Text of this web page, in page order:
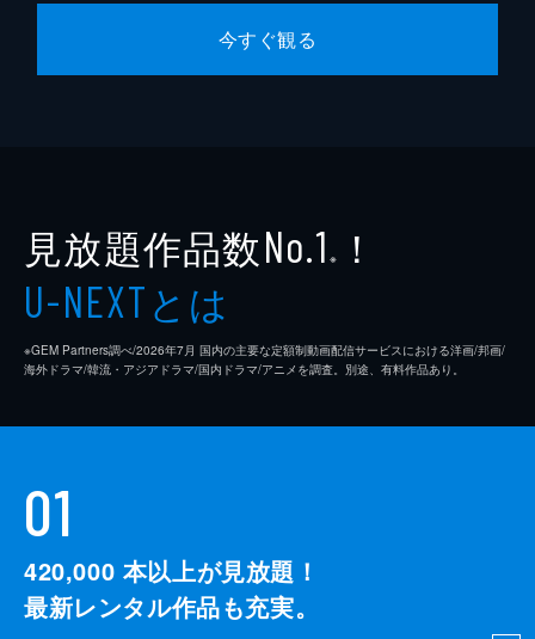
今すぐ観る
見放題作品数No.1 ※ ！
U-NEXTとは
※GEM Partners調べ/2026年7⽉ 国内の主要な定額制動画配信サービスにおける洋画/邦画/
海外ドラマ/韓流・アジアドラマ/国内ドラマ/アニメを調査。別途、有料作品あり。
01
420,000 本以上が見放題！
最新レンタル作品も充実。